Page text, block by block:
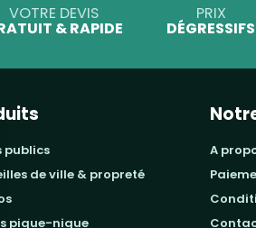
VOTRE DEVIS
& RAPIDE
PRIX
DÉGRESSIFS
publics
de ville & propreté
pique-nique
a